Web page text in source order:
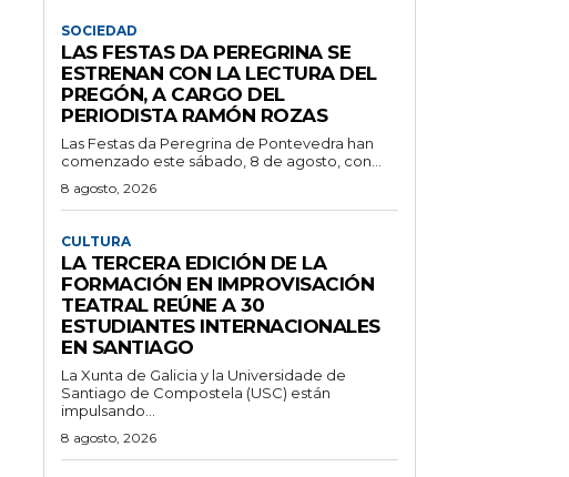
SOCIEDAD
LAS FESTAS DA PEREGRINA SE
ESTRENAN CON LA LECTURA DEL
PREGÓN, A CARGO DEL
PERIODISTA RAMÓN ROZAS
Las Festas da Peregrina de Pontevedra han
comenzado este sábado, 8 de agosto, con...
8 agosto, 2026
CULTURA
LA TERCERA EDICIÓN DE LA
FORMACIÓN EN IMPROVISACIÓN
TEATRAL REÚNE A 30
ESTUDIANTES INTERNACIONALES
EN SANTIAGO
La Xunta de Galicia y la Universidade de
Santiago de Compostela (USC) están
impulsando...
8 agosto, 2026